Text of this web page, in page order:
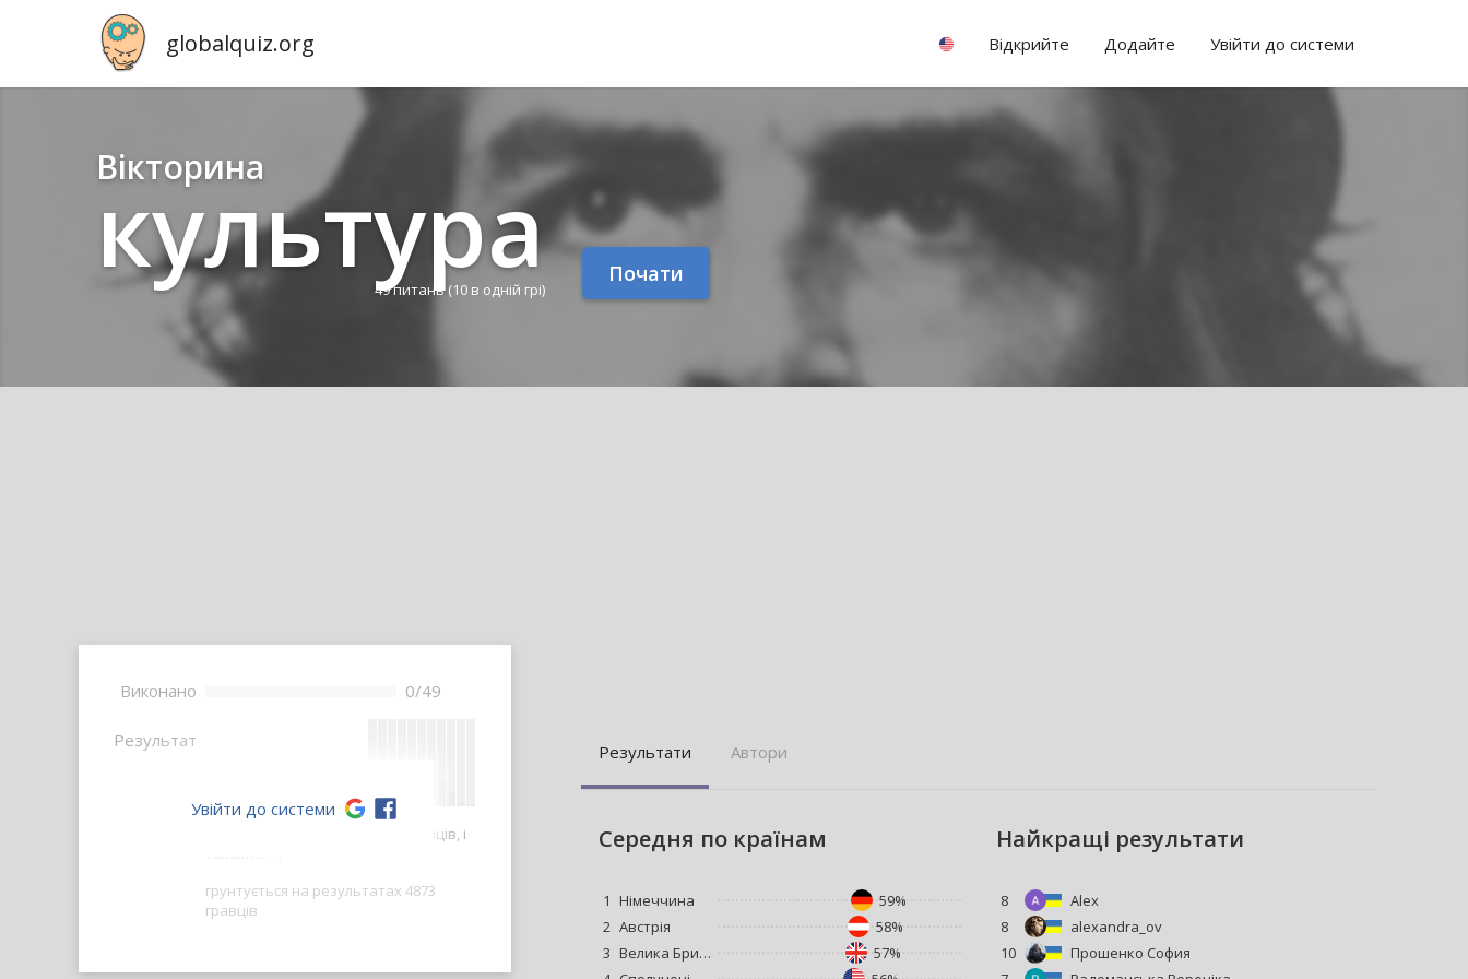
globalquiz.org Відкрийте Додайте Увійти до системи
Вікторина
культура
49 питань(10 в одній грі)
Почати
Bиконано 0/49
Pезультат
Ваш результат краще, ніж -- гравців, і
грунтується на результатах 4873
гравців
Увійти до системи
Pезультати Aвтори
Cередня по країнам
1 Німеччина
59%
2 Австрія
58%
3
Велика Британія
57%
Hайкращі результати
8
Alex
8
alexandra_ov
10
Прошенко София